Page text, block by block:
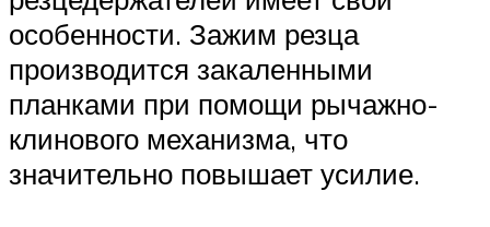
особенности. Зажим резца
производится закаленными
планками при помощи рычажно-
клинового механизма, что
значительно повышает усилие.